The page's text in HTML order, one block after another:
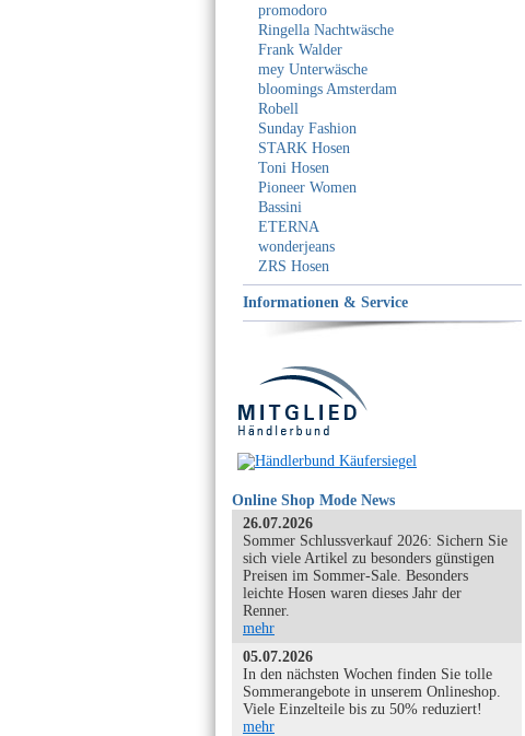
promodoro
Ringella Nachtwäsche
Frank Walder
mey Unterwäsche
bloomings Amsterdam
Robell
Sunday Fashion
STARK Hosen
Toni Hosen
Pioneer Women
Bassini
ETERNA
wonderjeans
ZRS Hosen
Informationen & Service
Online Shop Mode News
26.07.2026
Sommer Schlussverkauf 2026: Sichern Sie
sich viele Artikel zu besonders günstigen
Preisen im Sommer-Sale. Besonders
leichte Hosen waren dieses Jahr der
Renner.
mehr
05.07.2026
In den nächsten Wochen finden Sie tolle
Sommerangebote in unserem Onlineshop.
Viele Einzelteile bis zu 50% reduziert!
mehr